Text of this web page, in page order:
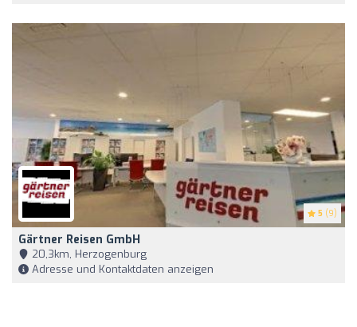
5 (9)
Gärtner Reisen GmbH
20,3km, Herzogenburg
Adresse und Kontaktdaten anzeigen